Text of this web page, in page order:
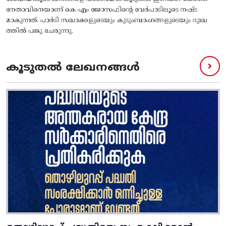
നേതാവിനെയാണ് കെ എം ജോസഫിൻ്റെ വേർപാടിലൂടെ നഷ്ട
മാകുന്നത്. പാർടി സഖാക്കളുടെയും കുടുംബാംഗങ്ങളുടെയും ദുഃഖ
ത്തിൽ പങ്കു ചേരുന്നു.
കൂടുതൽ ലേഖനങ്ങൾ